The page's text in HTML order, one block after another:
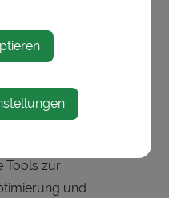
Analytics
Tools zur
und